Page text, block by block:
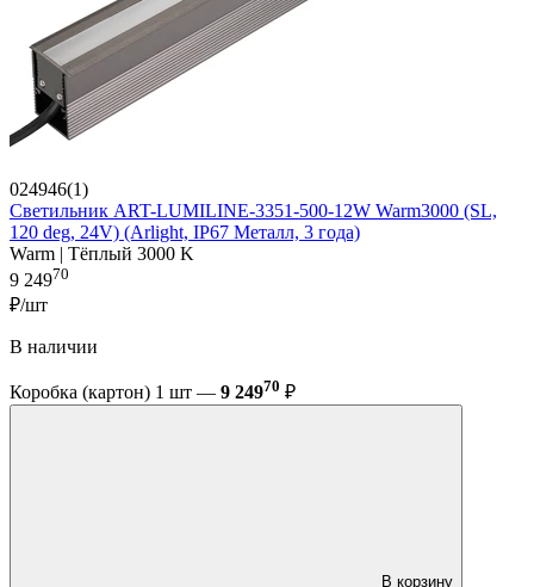
024946(1)
Светильник ART-LUMILINE-3351-500-12W Warm3000 (SL,
120 deg, 24V) (Arlight, IP67 Металл, 3 года)
Warm | Тёплый 3000 K
9 24970
₽/шт
В наличии
Коробка (картон) 1 шт — 9 24970 ₽
В корзину